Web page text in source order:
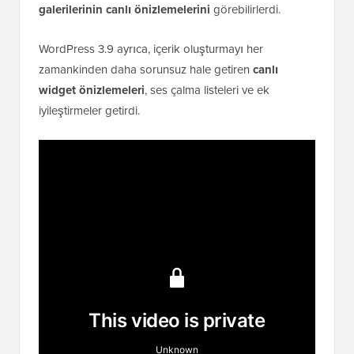
galerilerinin canlı önizlemelerini görebilirlerdi.
WordPress 3.9 ayrıca, içerik oluşturmayı her
zamankinden daha sorunsuz hale getiren canlı
widget önizlemeleri, ses çalma listeleri ve ek
iyileştirmeler getirdi.